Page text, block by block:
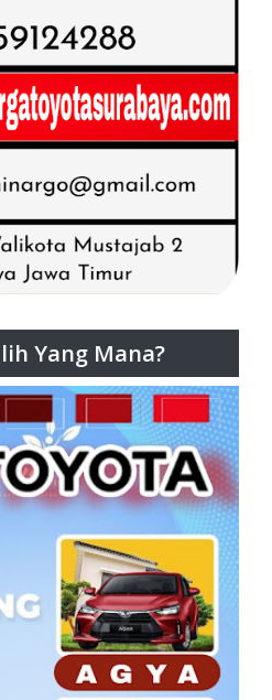
Yang Mana?